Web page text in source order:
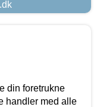
din foretrukne
handler med alle